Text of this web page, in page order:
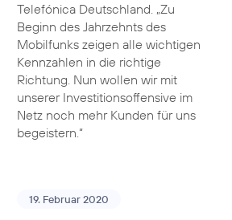
Telefónica Deutschland. „Zu
Beginn des Jahrzehnts des
Mobilfunks zeigen alle wichtigen
Kennzahlen in die richtige
Richtung. Nun wollen wir mit
unserer Investitionsoffensive im
Netz noch mehr Kunden für uns
begeistern.“
19. Februar 2020